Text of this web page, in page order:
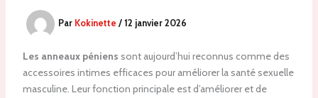
Par Kokinette /12 janvier 2026
Les anneaux péniens sont aujourd’hui reconnus comme des
accessoires intimes efficaces pour améliorer la santé sexuelle
masculine. Leur fonction principale est d’améliorer et de